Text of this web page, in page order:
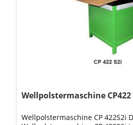
Wellpolstermaschine CP422
Wellpolstermaschine CP 422S2i